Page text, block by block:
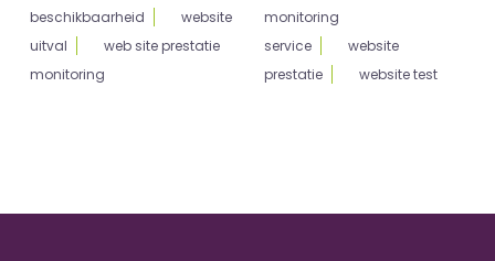
beschikbaarheid
website
uitval
web site prestatie
monitoring
monitoring
service
website
prestatie
website test